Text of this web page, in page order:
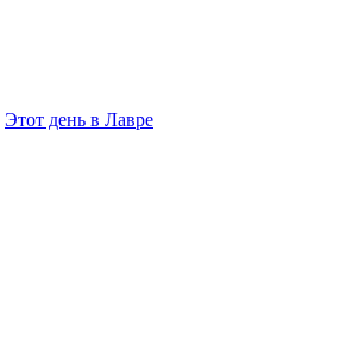
Этот день в Лавре